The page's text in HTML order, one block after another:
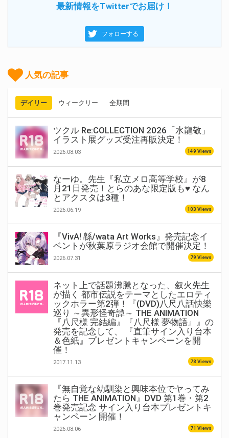
最新情報をTwitterでお届け！
フォローする
人気の記事
デイリー ウィークリー 全期間
ツクル Re:COLLECTION 2026「水龍敬」
イラスト展グッズ受注再販決定！
2026.08.03 149 Views
なーゆ。先生『私立メロ高等学校』が8
月21日発売！とらのあな限定版も♥ なん
とアクスタは3種！
2026.06.19 103 Views
『VivA! 緜/wata Art Works』発売記念イ
ベントが秋葉原ラジオ会館で開催決定！
2026.07.31 79 Views
ネット上で話題沸騰となった、叙火先生
が描く 都市伝説をテーマとしたエロティ
ックホラー第2弾！『(DVD)八尺八話快樂
巡り ～異形怪奇譚～ THE ANIMATION
『八尺様 完結編』『八尺様 夢物語』』の
発売を記念して、 『直筆サイン入り台本
＆色紙』プレゼントキャンペーンを開
催！
2017.11.13 78 Views
『無自覚な幼馴染と興味本位でヤってみ
たら THE ANIMATION』DVD 第1巻・第2
巻発売記念 サイン入り台本プレゼントキ
ャンペーン 開催！
2026.08.06 71 Views